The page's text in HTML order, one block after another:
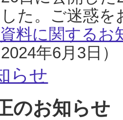
た。ご迷惑
料に関するお
年6月3日）
らせ
のお知らせ